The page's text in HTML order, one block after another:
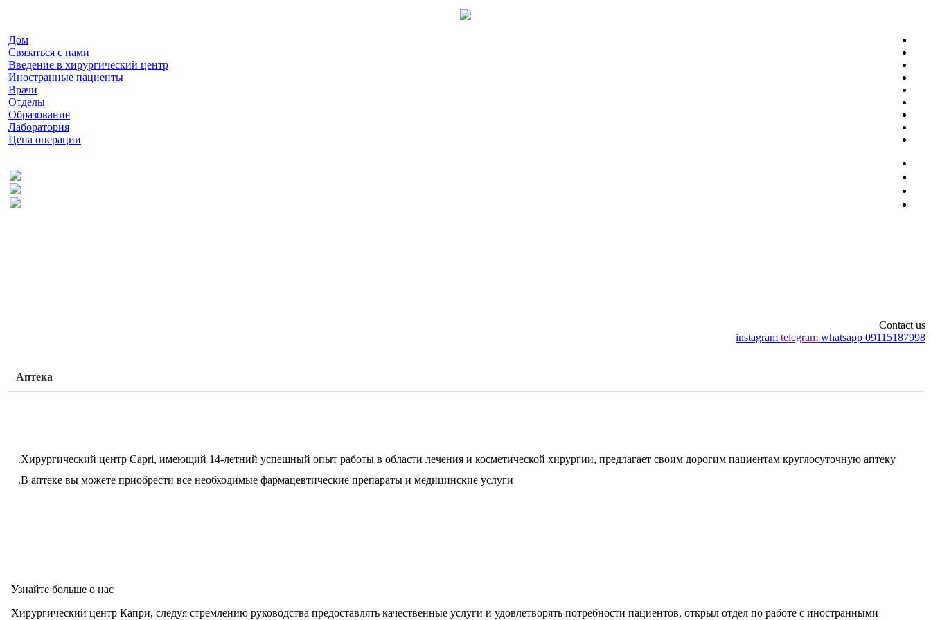
Дом
Связаться с нами
Введение в хирургический центр
Иностранные пациенты
Врачи
Отделы
Образование
Лаборатория
Цена операции
Contact us
instagram telegram whatsapp 09115187998
Аптека
Хирургический центр Capri, имеющий 14-летний успешный опыт работы в области лечения и косметической хирургии, предлагает своим дорогим пациентам круглосуточную аптеку.
В аптеке вы можете приобрести все необходимые фармацевтические препараты и медицинские услуги.
Узнайте больше о нас
​Хирургический центр Капри, следуя стремлению руководства предоставлять качественные услуги и удовлетворять потребности пациентов, открыл отдел по работе с иностранными